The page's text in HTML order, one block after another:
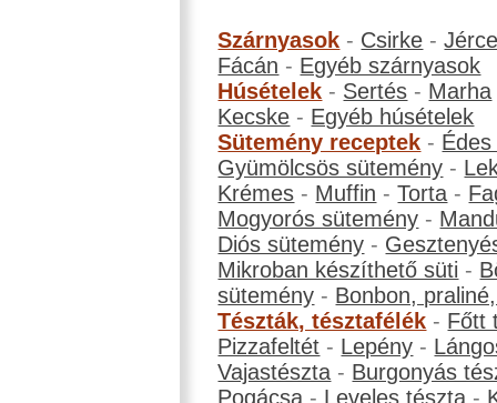
Szárnyasok - Csirke -
Fácán - Egyéb szárnyasok
Húsételek - Sertés - Marha
Kecske - Egyéb húsételek
Sütemény receptek -
Gyümölcsös sütemény -
Krémes - Muffin -Torta -
Mogyorós sütemény -
Diós sütemény -
Mikroban készíthető süti -
sütemény - Bonbon,
Tészták, tésztafélék - Főtt
Pizzafeltét - Lepény -
Vajastészta - Burgonyás
Pogácsa - Leveles tészta -